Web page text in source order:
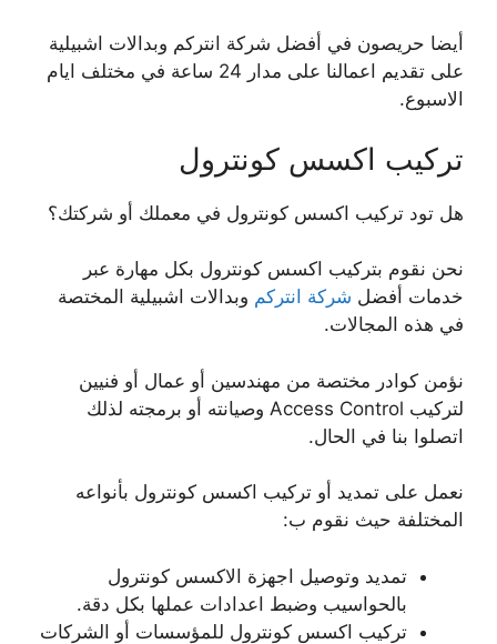
أيضا حريصون في أفضل شركة انتركم وبدالات اشبيلية
على تقديم اعمالنا على مدار 24 ساعة في مختلف ايام
الاسبوع.
تركيب اكسس كونترول
هل تود تركيب اكسس كونترول في معملك أو شركتك؟
نحن نقوم بتركيب اكسس كونترول بكل مهارة عبر
خدمات أفضل شركة انتركم وبدالات اشبيلية المختصة
في هذه المجالات.
نؤمن كوادر مختصة من مهندسين أو عمال أو فنيين
لتركيب Access Control وصيانته أو برمجته لذلك
اتصلوا بنا في الحال.
نعمل على تمديد أو تركيب اكسس كونترول بأنواعه
المختلفة حيث نقوم ب:
تمديد وتوصيل اجهزة الاكسس كونترول
بالحواسيب وضبط اعدادات عملها بكل دقة.
تركيب اكسس كونترول للمؤسسات أو الشركات